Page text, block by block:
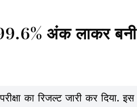
99.6% अंक लाकर बनी
का रिजल्ट जारी कर दिया. इस